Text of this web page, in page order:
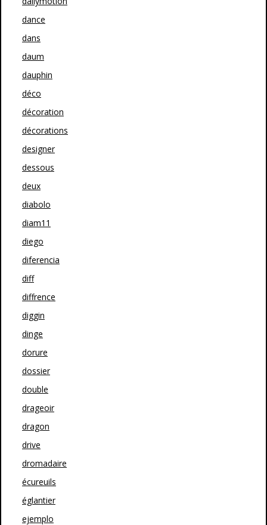
dance
dans
daum
dauphin
déco
décoration
décorations
designer
dessous
deux
diabolo
diam11
diego
diferencia
diff
diffrence
diggin
dinge
dorure
dossier
double
drageoir
dragon
drive
dromadaire
écureuils
églantier
ejemplo